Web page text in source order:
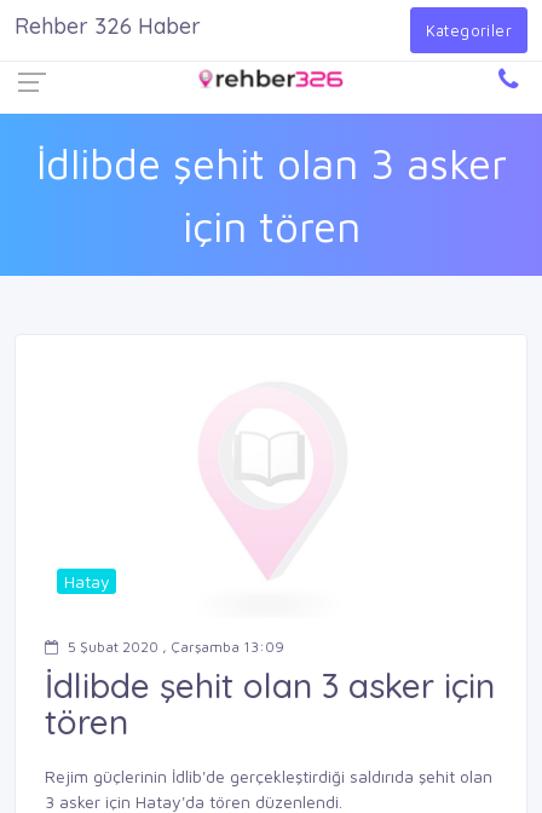
Giriş Yap
İdlibde şehit olan 3 asker
için tören
Rehber 326 Haber Kategoriler
Hatay
5 Şubat 2020 , Çarşamba 13:09
İdlibde şehit olan 3 asker için
tören
Rejim güçlerinin İdlib'de gerçekleştirdiği saldırıda şehit olan
3 asker için Hatay'da tören düzenlendi.